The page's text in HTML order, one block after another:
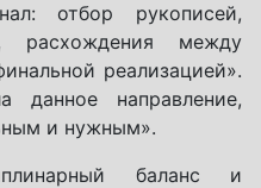
отбор рукописей,
расхождения между
реализацией».
данное направление,
и нужным».
баланс и